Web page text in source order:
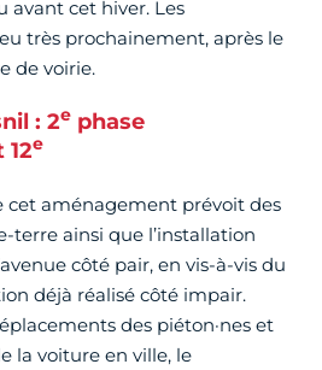
avant cet hiver. Les
très prochainement, après le
de voirie.
: 2e phase
12e
cet aménagement prévoit des
terre ainsi que l’installation
côté pair, en vis-à-vis du
déjà réalisé côté impair.
des piéton·nes et
la voiture en ville, le